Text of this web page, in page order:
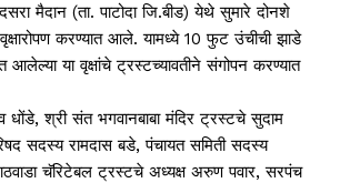
दसरा मैदान (ता. पाटोदा जि.बीड) येथे सुमारे दोनशे
करण्यात आले. यामध्ये 10 फुट उंचीची झाडे
आलेल्या या वृक्षांचे ट्रस्टच्यावतीने संगोपन करण्यात
धोंडे, श्री संत भगवानबाबा मंदिर ट्रस्टचे सुदाम
सदस्य रामदास बडे, पंचायत समिती सदस्य
चॅरिटेबल ट्रस्टचे अध्यक्ष अरुण पवार, सरपंच